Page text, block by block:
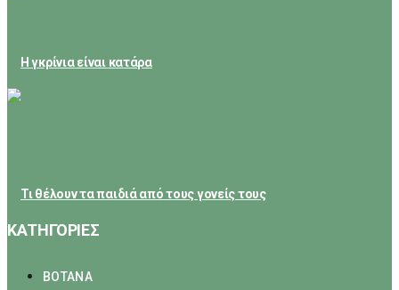
Η γκρίνια είναι κατάρα
Τι θέλουν τα παιδιά από τους γονείς τους
ΚΑΤΗΓΟΡΙΕΣ
ΒΟΤΑΝΑ